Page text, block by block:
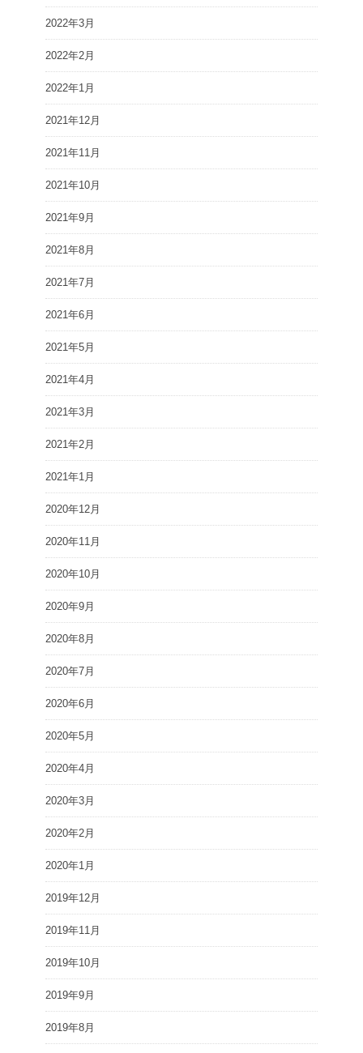
2022年3月
2022年2月
2022年1月
2021年12月
2021年11月
2021年10月
2021年9月
2021年8月
2021年7月
2021年6月
2021年5月
2021年4月
2021年3月
2021年2月
2021年1月
2020年12月
2020年11月
2020年10月
2020年9月
2020年8月
2020年7月
2020年6月
2020年5月
2020年4月
2020年3月
2020年2月
2020年1月
2019年12月
2019年11月
2019年10月
2019年9月
2019年8月